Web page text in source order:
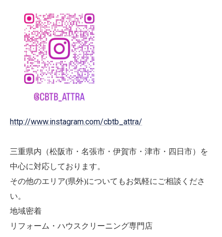
http://www.instagram.com/cbtb_attra/
三重県内（松阪市・名張市・伊賀市・津市・四日市）を
中心に対応しております。
その他のエリア(県外)についてもお気軽にご相談くださ
い。
地域密着
リフォーム・ハウスクリーニング専門店